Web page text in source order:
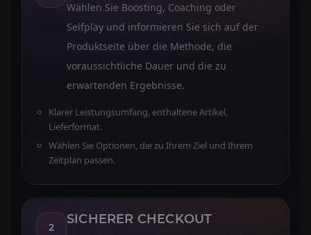
Wählen Sie Boosting, Coaching oder
Selfplay und informieren Sie sich auf der
Produktseite über die Methode, die
voraussichtliche Dauer und die zu
erwartenden Ergebnisse.
Klarer Leistungsumfang, enthaltene Artikel,
Lieferformat.
Wählen Sie Optionen, die zu Ihrem Ziel und Ihrem
Zeitplan passen.
2
SICHERER CHECKOUT